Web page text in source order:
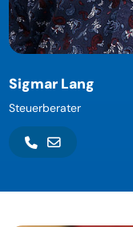
Sigmar Lang
Steuerberater